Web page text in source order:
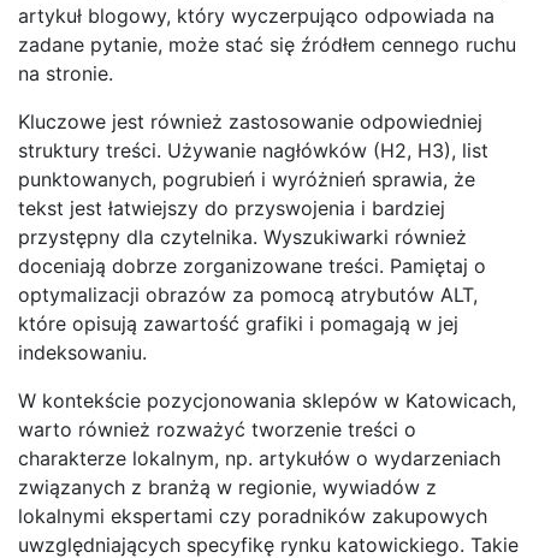
artykuł blogowy, który wyczerpująco odpowiada na
zadane pytanie, może stać się źródłem cennego ruchu
na stronie.
Kluczowe jest również zastosowanie odpowiedniej
struktury treści. Używanie nagłówków (H2, H3), list
punktowanych, pogrubień i wyróżnień sprawia, że
tekst jest łatwiejszy do przyswojenia i bardziej
przystępny dla czytelnika. Wyszukiwarki również
doceniają dobrze zorganizowane treści. Pamiętaj o
optymalizacji obrazów za pomocą atrybutów ALT,
które opisują zawartość grafiki i pomagają w jej
indeksowaniu.
W kontekście pozycjonowania sklepów w Katowicach,
warto również rozważyć tworzenie treści o
charakterze lokalnym, np. artykułów o wydarzeniach
związanych z branżą w regionie, wywiadów z
lokalnymi ekspertami czy poradników zakupowych
uwzględniających specyfikę rynku katowickiego. Takie